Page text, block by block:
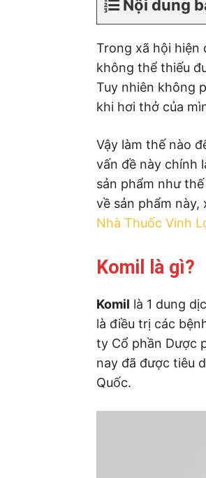
Nội dung
Trong xã hội hiện
không thể thiếu
Tuy nhiên không
khi hơi thở của
Vậy làm thế nào
vấn đề này chính
sản phẩm như
về sản phẩm
Nhà Thuốc Vinh
Komil là gì?
Komil là 1 dung
là điều trị các
ty Cổ phần Dược
nay đã được tiêu
Quốc.